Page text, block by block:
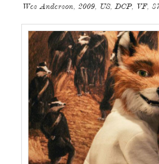
Wes Anderson, 2009, US, DCP, VF,